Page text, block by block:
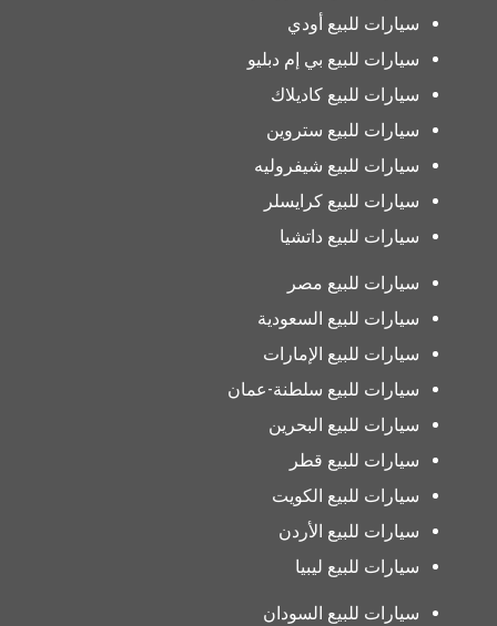
سيارات للبيع أودي
سيارات للبيع بي إم دبليو
سيارات للبيع كاديلاك
سيارات للبيع ستروين
سيارات للبيع شيفروليه
سيارات للبيع كرايسلر
سيارات للبيع داتشيا
سيارات للبيع مصر
سيارات للبيع السعودية
سيارات للبيع الإمارات
سيارات للبيع سلطنة-عمان
سيارات للبيع البحرين
سيارات للبيع قطر
سيارات للبيع الكويت
سيارات للبيع الأردن
سيارات للبيع ليبيا
سيارات للبيع السودان